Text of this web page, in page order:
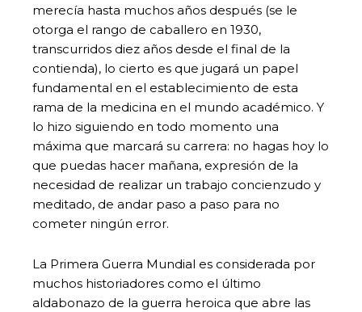
merecía hasta muchos años después (se le
otorga el rango de caballero en 1930,
transcurridos diez años desde el final de la
contienda), lo cierto es que jugará un papel
fundamental en el establecimiento de esta
rama de la medicina en el mundo académico. Y
lo hizo siguiendo en todo momento una
máxima que marcará su carrera: no hagas hoy lo
que puedas hacer mañana, expresión de la
necesidad de realizar un trabajo concienzudo y
meditado, de andar paso a paso para no
cometer ningún error.
La Primera Guerra Mundial es considerada por
muchos historiadores como el último
aldabonazo de la guerra heroica que abre las